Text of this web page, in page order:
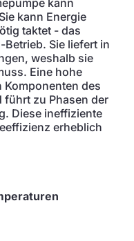
kann
kann Energie
taktet - das
Sie liefert in
weshalb sie
Eine hohe
Komponenten des
führt zu Phasen der
Diese ineffiziente
erheblich